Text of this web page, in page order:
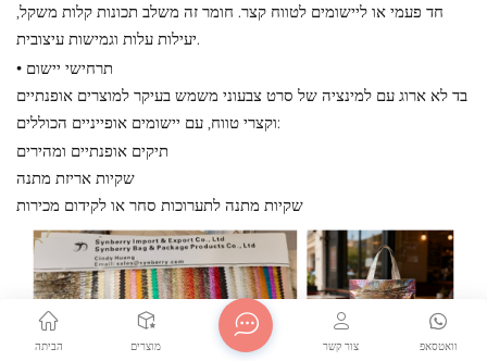
חד פעמי או ליישומים לטווח קצר. חומר זה משלב תכונות קלות משקל,
יעילות עלות וגמישות עיצובית.
• תרחישי יישום
בד לא ארוג עם למינציה של סרט צבעוני משמש בעיקר למוצרים אופנתיים
וקצרי טווח, עם יישומים אופייניים הכוללים:
תיקים אופנתיים ומהירים
שקיות אריזת מתנה
שקיות מתנה לתערוכות סחר או לקידום מכירות
הביתה מוצרים וואטסאפ צור קשר